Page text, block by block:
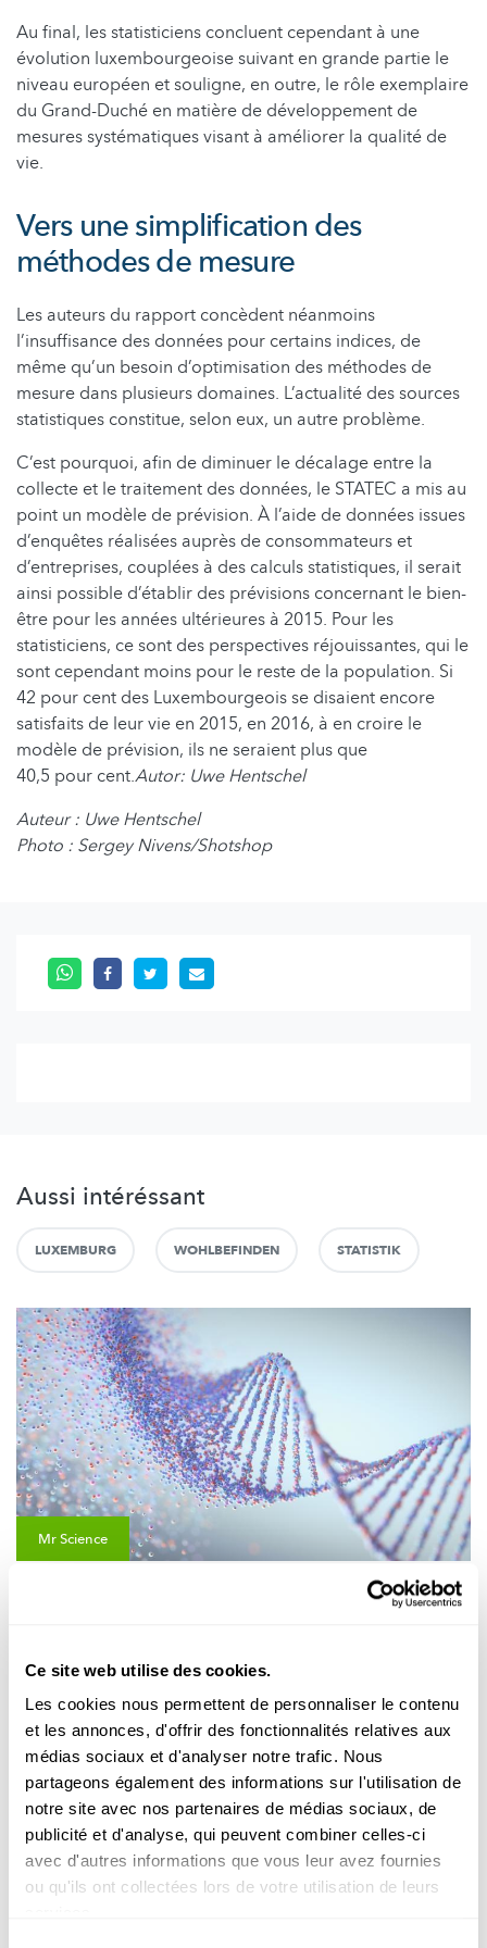
Ce site web utilise des cookies.
Les cookies nous permettent de personnaliser le contenu
et les annonces, d'offrir des fonctionnalités relatives aux
médias sociaux et d'analyser notre trafic. Nous
partageons également des informations sur l'utilisation de
notre site avec nos partenaires de médias sociaux, de
publicité et d'analyse, qui peuvent combiner celles-ci
avec d'autres informations que vous leur avez fournies
ou qu'ils ont collectées lors de votre utilisation de leurs
Au final, les statisticiens concluent cependant à une
évolution luxembourgeoise suivant en grande partie le
niveau européen et souligne, en outre, le rôle exemplaire
du Grand-Duché en matière de développement de
mesures systématiques visant à améliorer la qualité de
vie.
Vers une simplification des
méthodes de mesure
Les auteurs du rapport concèdent néanmoins
l’insuffisance des données pour certains indices, de
même qu’un besoin d’optimisation des méthodes de
mesure dans plusieurs domaines. L’actualité des sources
statistiques constitue, selon eux, un autre problème.
C’est pourquoi, afin de diminuer le décalage entre la
collecte et le traitement des données, le STATEC a mis au
point un modèle de prévision. À l’aide de données issues
d’enquêtes réalisées auprès de consommateurs et
d’entreprises, couplées à des calculs statistiques, il serait
ainsi possible d’établir des prévisions concernant le bien-
être pour les années ultérieures à 2015. Pour les
statisticiens, ce sont des perspectives réjouissantes, qui le
sont cependant moins pour le reste de la population. Si
42 pour cent des Luxembourgeois se disaient encore
satisfaits de leur vie en 2015, en 2016, à en croire le
modèle de prévision, ils ne seraient plus que
40,5 pour cent.Autor: Uwe Hentschel
Auteur : Uwe Hentschel
Photo : Sergey Nivens/Shotshop
Aussi intéréssant
LUXEMBURG WOHLBEFINDEN STATISTIK
Mr Science
Kann ee mat engem DNA-Test erausfannen, wou seng Vireltere
gewunnt hunn?
FNR